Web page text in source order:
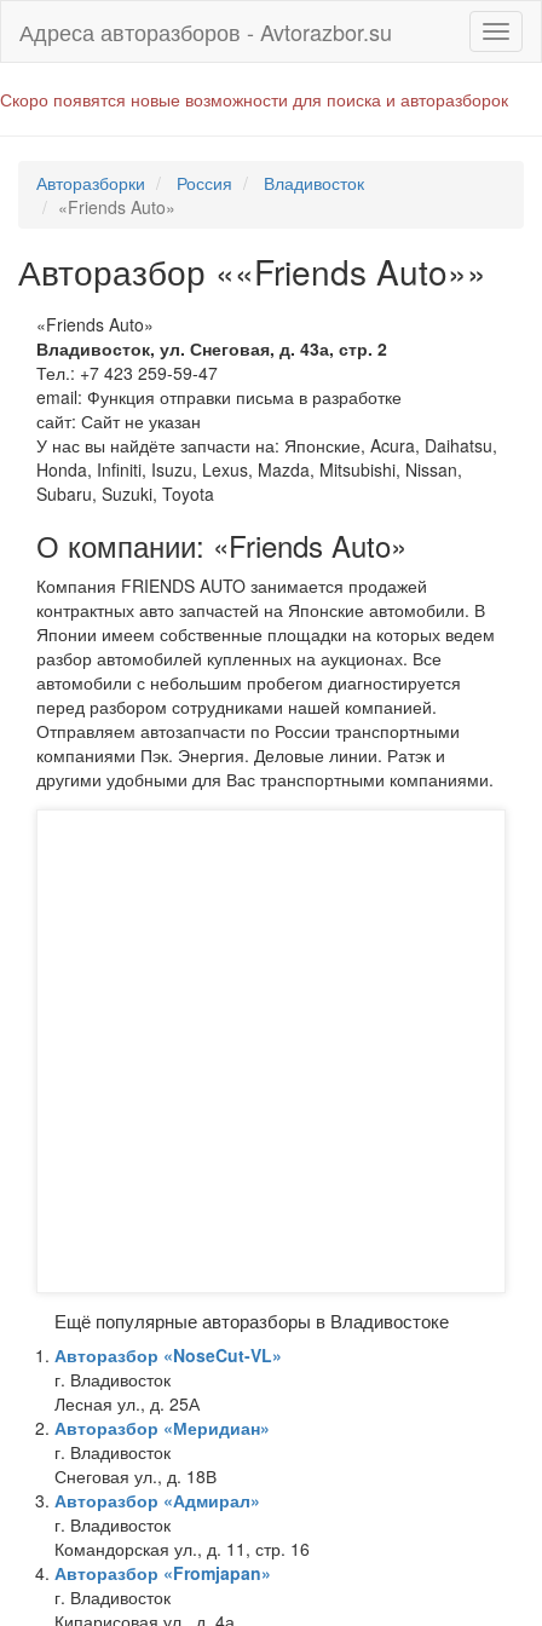
Адреса авторазборов - Avtorazbor.su
Скоро появятся новые возможности для поиска и авторазборок
Авторазборки Россия
Владивосток
«Friends Auto»
Авторазбор ««Friends Auto»»
«Friends Auto»
Владивосток, ул. Снеговая, д. 43а, стр. 2
Тел.: +7 423 259-59-47
email: Функция отправки письма в разработке
сайт: Сайт не указан
У нас вы найдёте запчасти на: Японские, Acura, Daihatsu,
Honda, Infiniti, Isuzu, Lexus, Mazda, Mitsubishi, Nissan,
Subaru, Suzuki, Toyota
О компании: «Friends Auto»
Компания FRIENDS AUTO занимается продажей
контрактных авто запчастей на Японские автомобили. В
Японии имеем собственные площадки на которых ведем
разбор автомобилей купленных на аукционах. Все
автомобили с небольшим пробегом диагностируется
перед разбором сотрудниками нашей компанией.
Отправляем автозапчасти по России транспортными
компаниями Пэк. Энергия. Деловые линии. Ратэк и
другими удобными для Вас транспортными компаниями.
Ещё популярные авторазборы в Владивостоке
Авторазбор «NoseCut-VL»
г. Владивосток
Лесная ул., д. 25А
Авторазбор «Меридиан»
г. Владивосток
Снеговая ул., д. 18В
Авторазбор «Адмирал»
г. Владивосток
Командорская ул., д. 11, стр. 16
Авторазбор «Fromjapan»
г. Владивосток
Кипарисовая ул., д. 4а